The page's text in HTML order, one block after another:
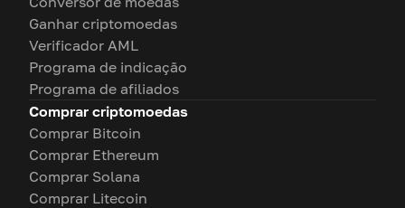
Ganhar criptomoedas
Verificador AML
Programa de indicação
Programa de afiliados
Comprar criptomoedas
Comprar Bitcoin
Comprar Ethereum
Comprar Solana
Comprar Litecoin